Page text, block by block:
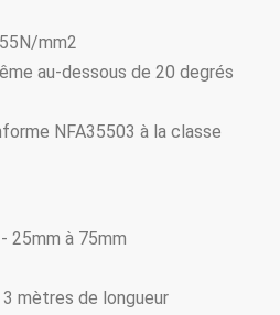
mm2
au-dessous de 20 degrés
NFA35503 à la classe
25mm à 75mm
3 mètres de longueur